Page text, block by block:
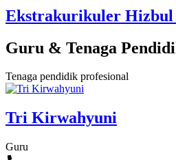
Ekstrakurikuler Hizbul
Guru & Tenaga
Tenaga pendidik profesional
Tri Kirwahyuni
Guru